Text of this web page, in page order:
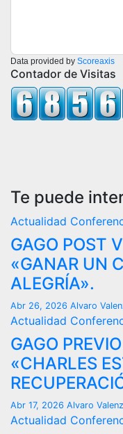
Data provided by Scoreaxis
Contador de Visitas
Te puede
Actualidad
GAGO POST
«GANAR UN
ALEGRÍA».
Abr 26, 2026 Alvaro
Actualidad
GAGO
«CHARLES
Abr 17, 2026 Alvaro
Actualidad